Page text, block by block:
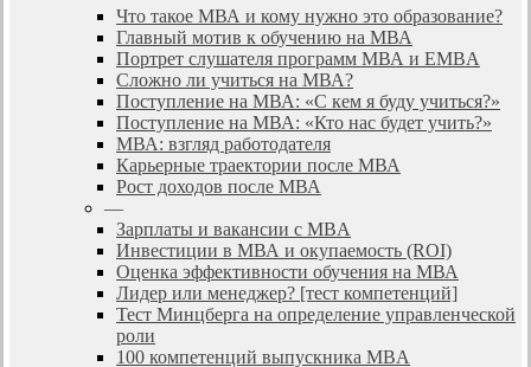
Что такое МВА и кому нужно это образование?
Главный мотив к обучению на МВА
Портрет слушателя программ МВА и EMBA
Сложно ли учиться на МВА?
Поступление на МВА: «С кем я буду учиться?»
Поступление на МВА: «Кто нас будет учить?»
МВА: взгляд работодателя
Карьерные траектории после МВА
Рост доходов после МВА
—
Зарплаты и вакансии с MBA
Инвестиции в МВА и окупаемость (ROI)
Оценка эффективности обучения на МВА
Лидер или менеджер? [тест компетенций]
Тест Минцберга на определение управленческой
роли
100 компетенций выпускника MBA